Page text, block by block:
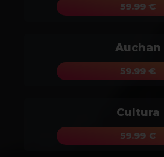
59.99 €
Auchan
59.99 €
Cultura
59.99 €